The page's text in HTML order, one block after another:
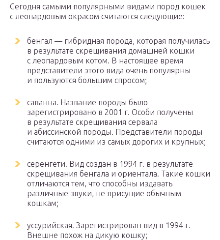
Сегодня самыми популярными видами пород кошек
с леопардовым окрасом считаются следующие:
бенгал — гибридная порода, которая получилась
в результате скрещивания домашней кошки
с леопардовым котом. В настоящее время
представители этого вида очень популярны
и пользуются большим спросом;
саванна. Название породы было
зарегистрировано в 2001 г. Особи получены
в результате скрещивания сервала
и абиссинской породы. Представители породы
считаются одними из самых дорогих и крупных;
серенгети. Вид создан в 1994 г. в результате
скрещивания бенгала и ориентала. Такие кошки
отличаются тем, что способны издавать
различные звуки, не присущие обычным
кошкам;
уссурийская. Зарегистрирован вид в 1994 г.
Внешне похож на дикую кошку;